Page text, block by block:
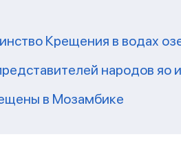
Крещения в водах
народов яо
в Мозамбике